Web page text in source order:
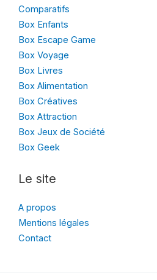
Comparatifs
Box Enfants
Box Escape Game
Box Voyage
Box Livres
Box Alimentation
Box Créatives
Box Attraction
Box Jeux de Société
Box Geek
Le site
A propos
Mentions légales
Contact